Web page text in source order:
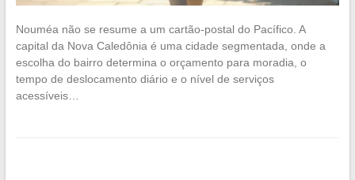
Nouméa não se resume a um cartão-postal do Pacífico. A
capital da Nova Caledônia é uma cidade segmentada, onde a
escolha do bairro determina o orçamento para moradia, o
tempo de deslocamento diário e o nível de serviços
acessíveis…